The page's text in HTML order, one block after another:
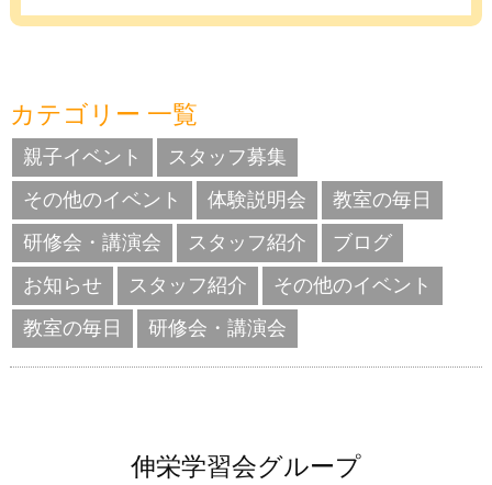
カテゴリー 一覧
親子イベント
スタッフ募集
その他のイベント
体験説明会
教室の毎日
研修会・講演会
スタッフ紹介
ブログ
お知らせ
スタッフ紹介
その他のイベント
教室の毎日
研修会・講演会
伸栄学習会グループ